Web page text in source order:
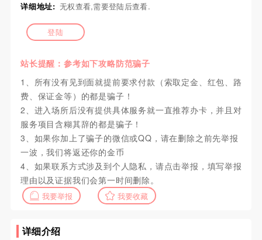
详细地址: 无权查看,需要登陆后查看.
登陆
站长提醒：参考如下攻略防范骗子
1、所有没有见到面就提前要求付款（索取定金、红包、路
费、保证金等）的都是骗子！
2、进入场所后没有提供具体服务就一直推荐办卡，并且对
服务项目含糊其辞的都是骗子！
3、如果你加上了骗子的微信或QQ，请在删除之前先举报
一波，我们将返还你的金币
4、如果联系方式涉及到个人隐私，请点击举报，填写举报
理由以及证据我们会第一时间删除。
我要举报 我要收藏
详细介绍